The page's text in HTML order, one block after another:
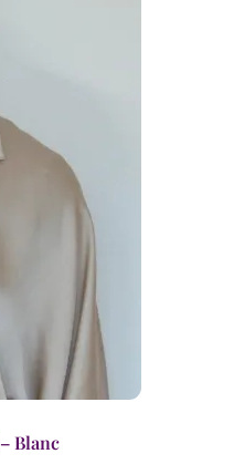
Blanc